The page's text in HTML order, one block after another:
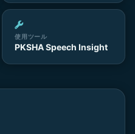
使用ツール
PKSHA Speech Insight